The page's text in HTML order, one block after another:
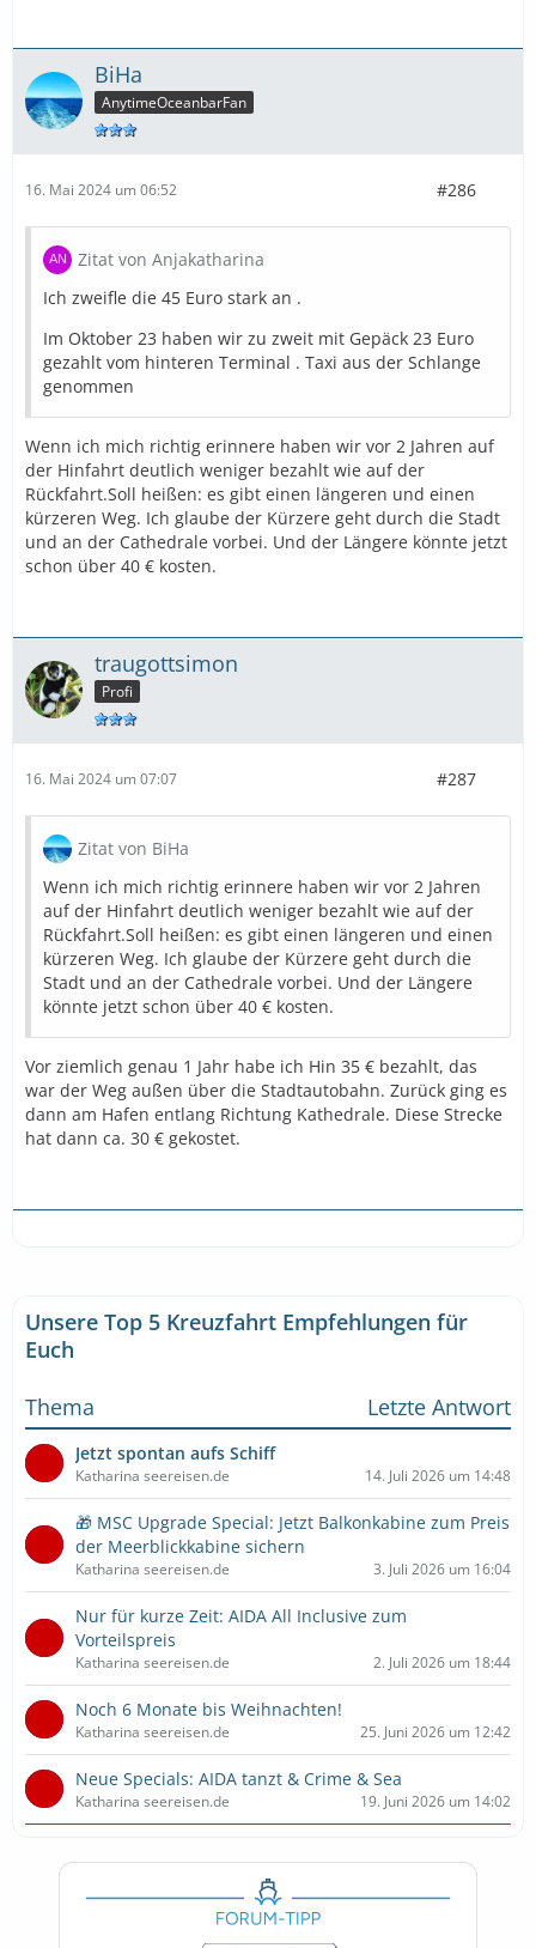
BiHa
AnytimeOceanbarFan
16. Mai 2024 um 06:52 #286
Zitat von Anjakatharina
Ich zweifle die 45 Euro stark an .
Im Oktober 23 haben wir zu zweit mit Gepäck 23 Euro
gezahlt vom hinteren Terminal . Taxi aus der Schlange
genommen
Wenn ich mich richtig erinnere haben wir vor 2 Jahren auf
der Hinfahrt deutlich weniger bezahlt wie auf der
Rückfahrt.Soll heißen: es gibt einen längeren und einen
kürzeren Weg. Ich glaube der Kürzere geht durch die Stadt
und an der Cathedrale vorbei. Und der Längere könnte jetzt
schon über 40 € kosten.
traugottsimon
Profi
16. Mai 2024 um 07:07 #287
Zitat von BiHa
Wenn ich mich richtig erinnere haben wir vor 2 Jahren
auf der Hinfahrt deutlich weniger bezahlt wie auf der
Rückfahrt.Soll heißen: es gibt einen längeren und einen
kürzeren Weg. Ich glaube der Kürzere geht durch die
Stadt und an der Cathedrale vorbei. Und der Längere
könnte jetzt schon über 40 € kosten.
Vor ziemlich genau 1 Jahr habe ich Hin 35 € bezahlt, das
war der Weg außen über die Stadtautobahn. Zurück ging es
dann am Hafen entlang Richtung Kathedrale. Diese Strecke
hat dann ca. 30 € gekostet.
Unsere Top 5 Kreuzfahrt Empfehlungen für
Euch
Thema
Letzte Antwort
Jetzt spontan aufs Schiff
Katharina seereisen.de 14. Juli 2026 um 14:48
🎁 MSC Upgrade Special: Jetzt Balkonkabine zum Preis
der Meerblickkabine sichern
Katharina seereisen.de 3. Juli 2026 um 16:04
Nur für kurze Zeit: AIDA All Inclusive zum
Vorteilspreis
Katharina seereisen.de 2. Juli 2026 um 18:44
Noch 6 Monate bis Weihnachten!
Katharina seereisen.de 25. Juni 2026 um 12:42
Neue Specials: AIDA tanzt & Crime & Sea
Katharina seereisen.de 19. Juni 2026 um 14:02